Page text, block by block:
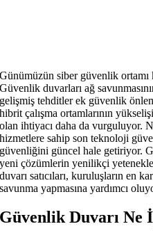
Günümüzün siber güvenlik ortamı
Güvenlik duvarları ağ
gelişmiş tehditler ek güvenlik
hibrit çalışma ortamlarının
olan ihtiyacı daha da vurguluyor.
hizmetlere sahip son teknoloji
güvenliğini güncel hale getiriyor.
yeni çözümlerin yenilikçi
duvarı satıcıları, kuruluşların en
savunma yapmasına yardımcı
Güvenlik Duvarı Ne